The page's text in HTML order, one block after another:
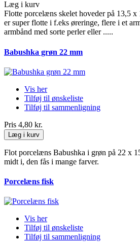
Læg i kurv
Flotte porcelæns skelet hoveder på 13,5
er super flotte i f.eks øreringe, flere i et
armbånd med sorte perler eller .....
Babushka grøn 22 mm
Vis her
Tilføj til ønskeliste
Tilføj til sammenligning
Pris 4,80 kr.
Læg i kurv
Flot porcelæns Babushka i grøn på 22 x
midt i, den fås i mange farver.
Porcelæns fisk
Vis her
Tilføj til ønskeliste
Tilføj til sammenligning